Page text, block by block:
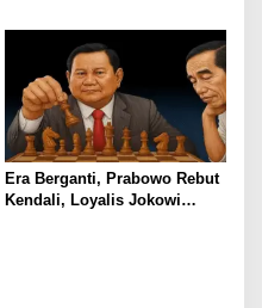
Era Berganti, Prabowo Rebut
Kendali, Loyalis Jokowi